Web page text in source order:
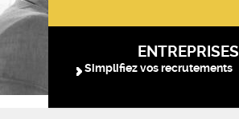
ENTREPRISES
Simplifiez vos recrutements